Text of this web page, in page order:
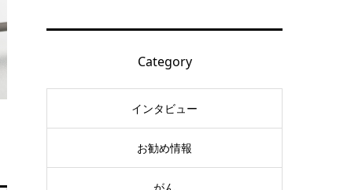
Category
インタビュー
お勧め情報